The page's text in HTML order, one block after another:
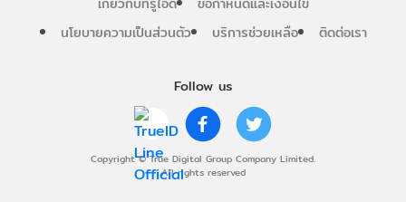
Follow us
Copyright © True Digital Group Company Limited.
All rights reserved
นโยบายความเป็นส่วนตัว
บริการช่วยเหลือ ติดต่อเรา